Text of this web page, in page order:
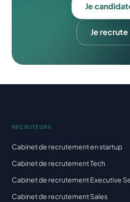
Je
Je recrute
RECRUTEURS
Cabinet de recrutement en startup
Cabinet de recrutement Tech
Cabinet de recrutement Executive
Cabinet de recrutement Sales